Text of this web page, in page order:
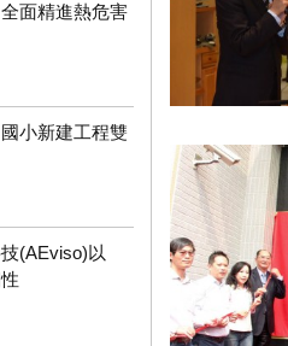
面精進熱危害
小新建工程雙
(AEviso)以